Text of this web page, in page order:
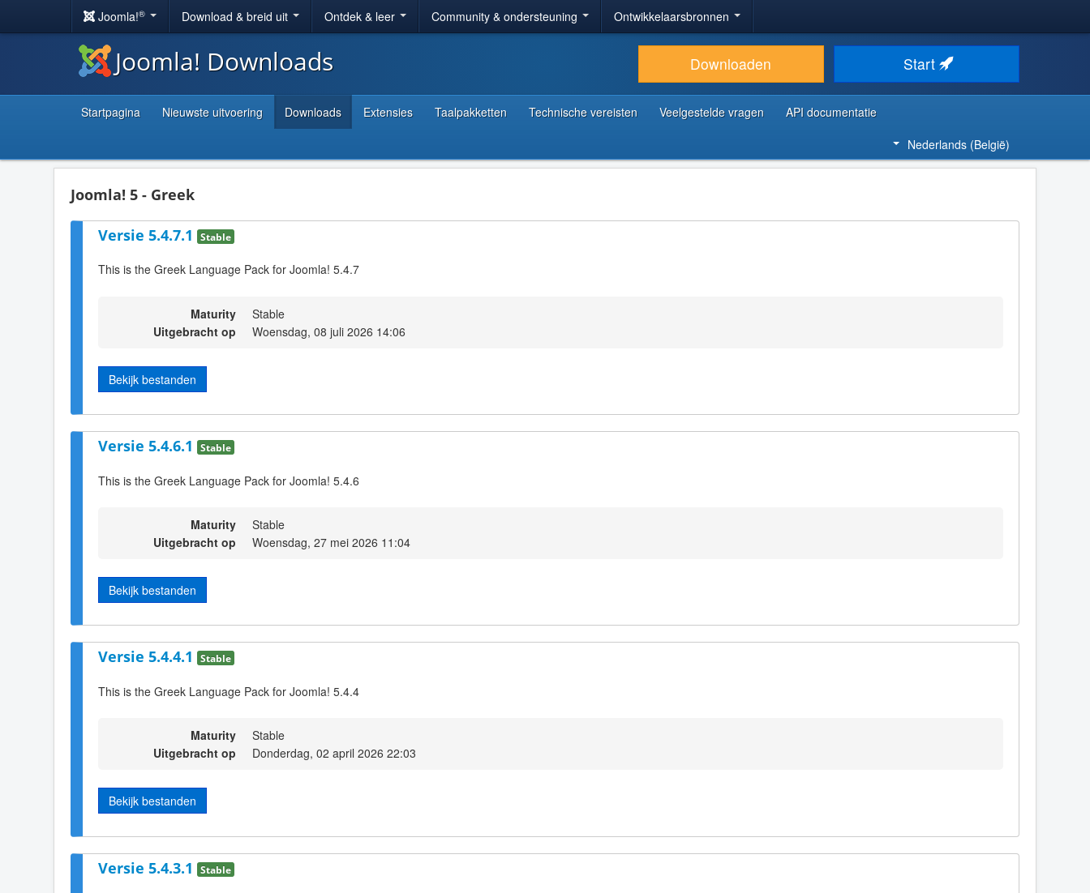
Joomla!® Download & breid uit Ontdek & leer Community & ondersteuning Ontwikkelaarsbronnen
Joomla! Downloads Downloaden Start
Startpagina Nieuwste uitvoering Downloads Extensies Taalpakketten Technische vereisten Veelgestelde vragen
API documentatie
Nederlands (België)
Joomla! 5 - Greek
Versie 5.4.7.1 Stable
This is the Greek Language Pack for Joomla! 5.4.7
Maturity
Stable
Uitgebracht op
Woensdag, 08 juli 2026 14:06
Bekijk bestanden
Versie 5.4.6.1 Stable
This is the Greek Language Pack for Joomla! 5.4.6
Maturity
Stable
Uitgebracht op
Woensdag, 27 mei 2026 11:04
Bekijk bestanden
Versie 5.4.4.1 Stable
This is the Greek Language Pack for Joomla! 5.4.4
Maturity
Stable
Uitgebracht op
Donderdag, 02 april 2026 22:03
Bekijk bestanden
Versie 5.4.3.1 Stable